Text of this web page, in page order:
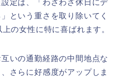
定は、「わざわざ休日にデ
という重さを取り除いてく
の女性に特に喜ばれます。
いの通勤経路の中間地点な
さらに好感度がアップしま